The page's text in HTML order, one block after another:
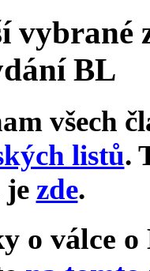
vybrané
BL
všech
listů.
je zde.
o válce